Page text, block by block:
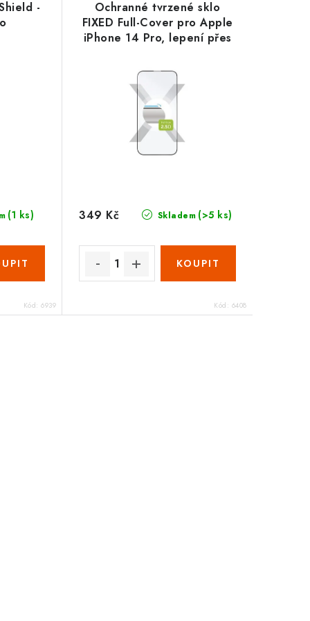
-
(1 ks)
Kód:6939
Ochranné tvrzené sklo
FIXED Full-Cover pro Apple
iPhone 14 Pro, lepení přes
Skladem (>5 ks)
349 Kč
Kód: 6408